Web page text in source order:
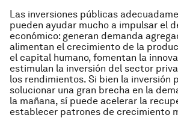
Las inversiones públicas
pueden ayudar mucho a impulsar el
económico: generan demanda
alimentan el crecimiento de la
el capital humano, fomentan la
estimulan la inversión del sector
los rendimientos. Si bien la inversión
solucionar una gran brecha en la
la mañana, sí puede acelerar la
establecer patrones de crecimiento